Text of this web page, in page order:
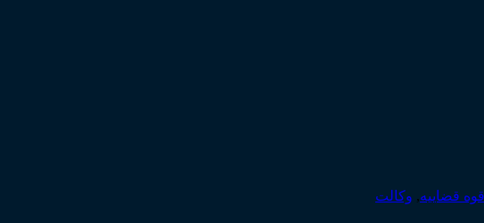
قوه قضاییه, وکالت